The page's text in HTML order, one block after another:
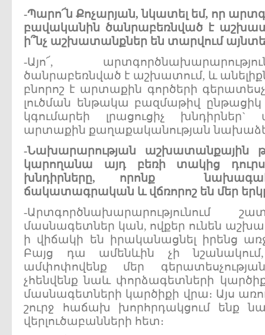
-Պարո՜ն Քոչարյան,նկատել եմ, որ
բավականին ծանրաբեռնված է
ի՞նչ աշխատանքներ են տարվում
-Այո՜,
ծանրաբեռնված է աշխատում, և
բնորոշ է արտաքին գործերի
լուծման ենթակա բազմաթիվ
կգումարեի լրացուցիչ
արտաքին քաղաքականության
-Նախարարության աշխատանքային
կարողանա
այդ բեռի տակից
դուրս
խնդիրները, որոնք
ճակատագրական և վճռորոշ են մեր
-
մասնագետներ կան, ովքեր ունեն
ի վիճակի են իրականացնել իրենց
Բայց դա ամենևին չի
ամփոփովենք մեր
չհենվենք նաև փորձագետների
մասնագետների կարծիքի վրա։ Այս
շուրջ հաճախ խորհրդակցում ենք
վերլուծաբանների հետ։